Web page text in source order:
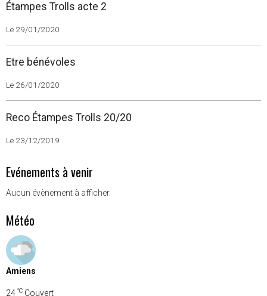
Étampes Trolls acte 2
Le 29/01/2020
Etre bénévoles
Le 26/01/2020
Reco Étampes Trolls 20/20
Le 23/12/2019
Evénements à venir
Aucun évènement à afficher.
Météo
Amiens
24 °C Couvert